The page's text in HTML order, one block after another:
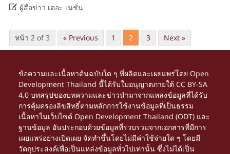
ผู้สื่อข่าว เดอะ เนชั่น
หน้า 2 of 3 « Previous 1 2 3 Next »
ข้อความและเนื้อหาต้นฉบับใด ๆ ที่ผลิตและเผยแพร่โดย Open
Development Thailand นี้ได้รับใบอนุญาตภายใต้CC BY-SA
4.0 บทสรุปของบทความและข่าวนำมาจากแหล่งข้อมูลที่ได้รับ
การคุ้มครองลิขสิทธิ์ตามหลักการใช้งานข้อมูลที่เป็นธรรม
เนื้อหาในเว็บไซต์ Open Development Thailand (ODT) และ
ฐานข้อมูล อันประกอบด้วยข้อมูลที่รวบรวมจากเอกสารที่มีการ
เผยแพร่อย่างเปิดเผย จัดทำขึ้นโดยไม่มีค่าใช้จ่ายใด ๆ โดยมี
วัตถุประสงค์เพื่อเป็นแหล่งข้อมูลทั่วไปเท่านั้น ซึ่งไม่ได้เป็น